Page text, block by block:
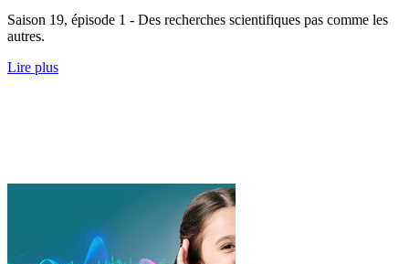
Saison 19, épisode 1 - Des recherches scientifiques pas comme les
autres.
Lire plus